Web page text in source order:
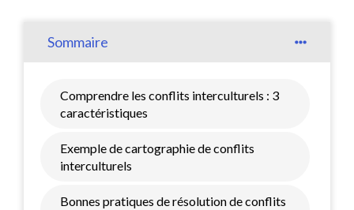
Sommaire
Comprendre les conflits interculturels : 3
caractéristiques
Exemple de cartographie de conflits
interculturels
Bonnes pratiques de résolution de conflits